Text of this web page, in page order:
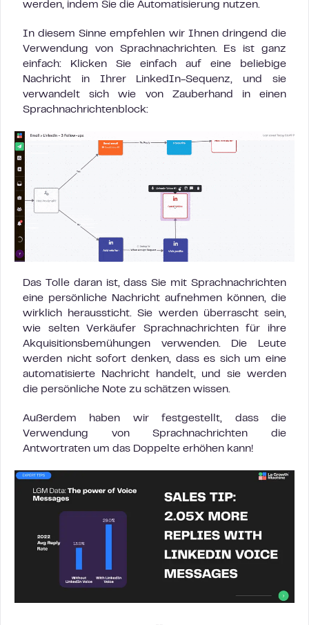
werden, indem Sie die Automatisierung nutzen.
In diesem Sinne empfehlen wir Ihnen dringend die
Verwendung von Sprachnachrichten. Es ist ganz
einfach: Klicken Sie einfach auf eine beliebige
Nachricht in Ihrer LinkedIn-Sequenz, und sie
verwandelt sich wie von Zauberhand in einen
Sprachnachrichtenblock:
Das Tolle daran ist, dass Sie mit Sprachnachrichten
eine persönliche Nachricht aufnehmen können, die
wirklich heraussticht. Sie werden überrascht sein,
wie selten Verkäufer Sprachnachrichten für ihre
Akquisitionsbemühungen verwenden. Die Leute
werden nicht sofort denken, dass es sich um eine
automatisierte Nachricht handelt, und sie werden
die persönliche Note zu schätzen wissen.
Außerdem haben wir festgestellt, dass die
Verwendung von Sprachnachrichten die
Antwortraten um das Doppelte erhöhen kann!